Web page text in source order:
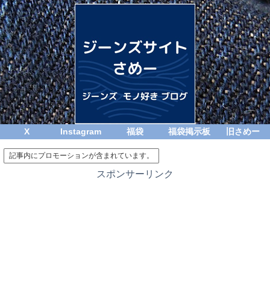
X Instagram 福袋 福袋掲示板 旧さめー
記事内にプロモーションが含まれています。
スポンサーリンク